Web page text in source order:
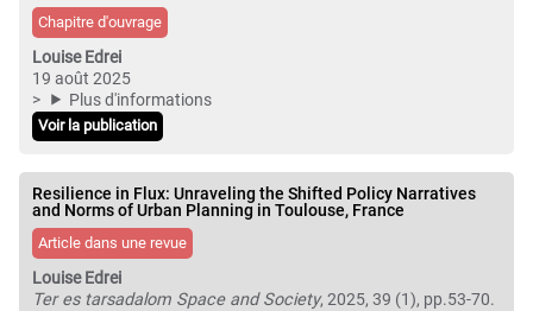
Chapitre d'ouvrage
Louise Edrei
19 août 2025
Plus d'informations
Voir la publication
Resilience in Flux: Unraveling the Shifted Policy Narratives
and Norms of Urban Planning in Toulouse, France
Article dans une revue
Louise Edrei
Ter es tarsadalom Space and Society, 2025, 39 (1), pp.53-70.